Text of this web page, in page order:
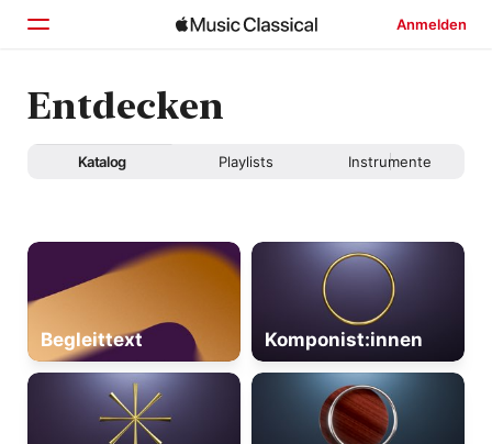
Anmelden
Startseite
Entdecken
Entdecken
Katalog Playlists Instrumente
Begleittext Komponist:innen